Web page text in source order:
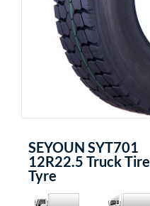
SEYOUN SYT701
12R22.5 Truck Tire
Tyre